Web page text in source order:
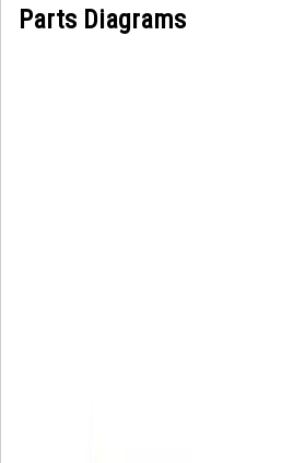
Parts Diagrams